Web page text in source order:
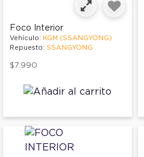
Foco Interior
Vehículo: KGM (SSANGYONG)
Repuesto: SSANGYONG
$7.990